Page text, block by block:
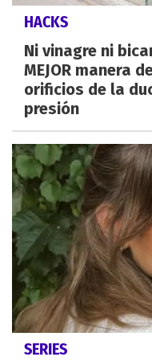
HACKS
Ni vinagre ni
MEJOR manera
orificios de la
presión
SERIES